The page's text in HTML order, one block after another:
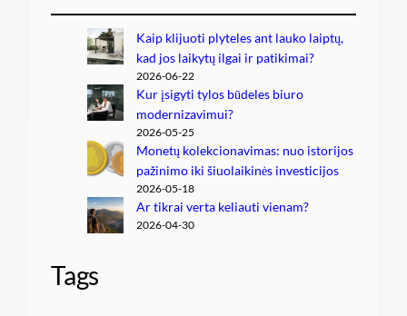
Kaip klijuoti plyteles ant lauko laiptų,
kad jos laikytų ilgai ir patikimai?
2026-06-22
Kur įsigyti tylos būdeles biuro
modernizavimui?
2026-05-25
Monetų kolekcionavimas: nuo istorijos
pažinimo iki šiuolaikinės investicijos
2026-05-18
Ar tikrai verta keliauti vienam?
2026-04-30
Tags